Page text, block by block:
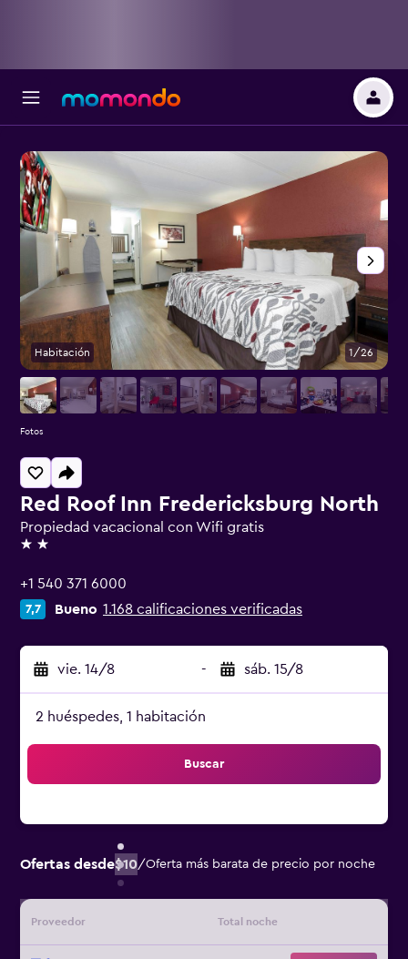
Red Roof Inn Fredericksburg North
Propiedad vacacional con Wifi gratis
2 estrellas
+1 540 371 6000
7,7 Bueno 1.168 calificaciones verificadas
vie. 14/8 - sáb. 15/8
2 huéspedes, 1 habitación
Buscar
Ofertas desde$10/Oferta más barata de precio por noche
Proveedor Total noche
Habitación 1/26
Fotos